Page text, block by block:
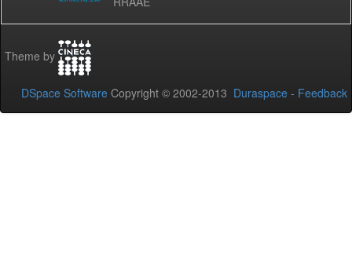
Theme by
DSpace Software Copyright © 2002-2013 Duraspace - Feedback